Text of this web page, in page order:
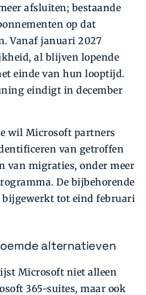
afsluiten; bestaande
op dat
Vanaf januari 2027
al blijven lopende
einde van hun looptijd.
eindigt in december
wil Microsoft partners
van getroffen
van migraties, onder meer
De bijbehorende
tot eind februari
alternatieven
Microsoft niet alleen
365-suites, maar ook